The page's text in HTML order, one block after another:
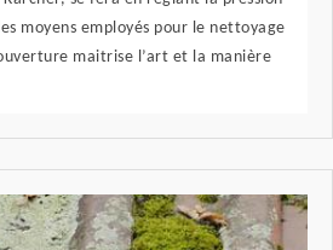
moyens employés pour le nettoyage
maitrise l’art et la manière